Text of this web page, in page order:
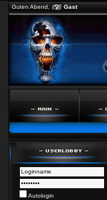
Guten Abend, Gast
Autologin